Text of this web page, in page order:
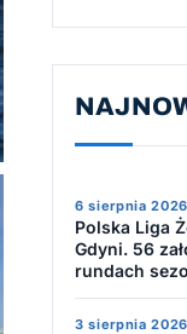
6 sierpnia 2026
Polska Liga
Gdyni. 56
rundach
3 sierpnia 2026